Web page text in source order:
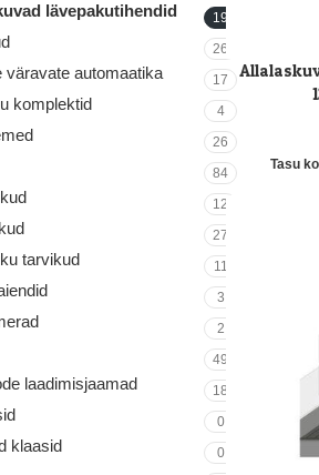
lävepakutihendid 19
26
väravate automaatika 17
komplektid 4
26
84
12
27
tarvikud 11
3
2
49
laadimisjaamad 18
0
klaasid 0
LISA KORVI
Tasu